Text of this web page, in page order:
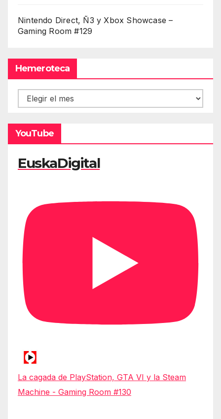
Nintendo Direct, Ñ3 y Xbox Showcase –
Gaming Room #129
Hemeroteca
Hemeroteca
YouTube
EuskaDigital
La cagada de PlayStation, GTA VI y la Steam
Machine - Gaming Room #130